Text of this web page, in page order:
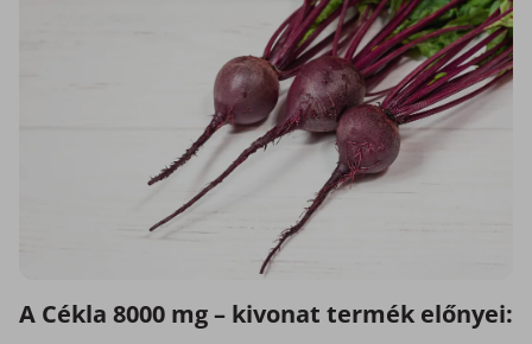
A Cékla 8000 mg – kivonat termék előnyei: